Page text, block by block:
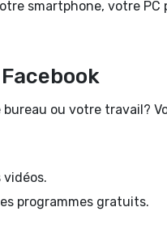
smartphone, votre PC
ou votre travail?
programmes gratuits.